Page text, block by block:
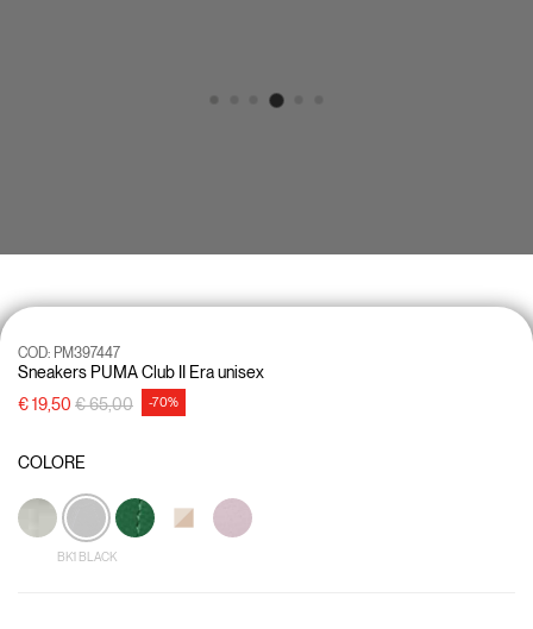
Sneakers PUMA Club II Era unisex
COD: PM397447
€ 19,50 Price reduced from
€ 65,00to -70%
COLORE
BK1 BLACK